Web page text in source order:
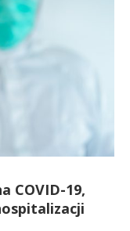
COVID-19,